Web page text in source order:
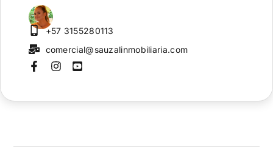
+57 3155280113
comercial@sauzalinmobiliaria.com